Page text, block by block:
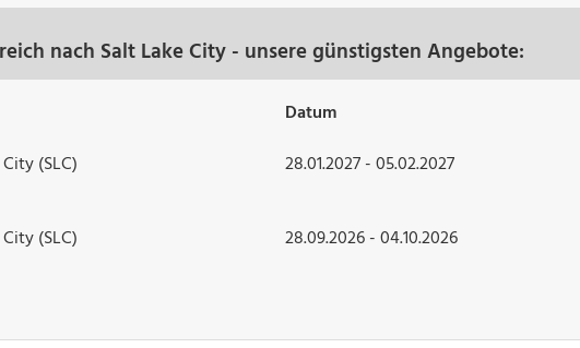
nach Salt Lake City - unsere günstigsten Angebote:
Datum
(SLC)
28.01.2027 - 05.02.2027
(SLC) 28.09.2026 - 04.10.2026